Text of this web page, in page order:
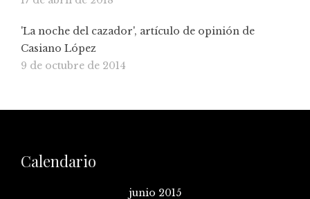
'La noche del cazador', artículo de opinión de
Casiano López
9 de octubre de 2014
Calendario
junio 2015